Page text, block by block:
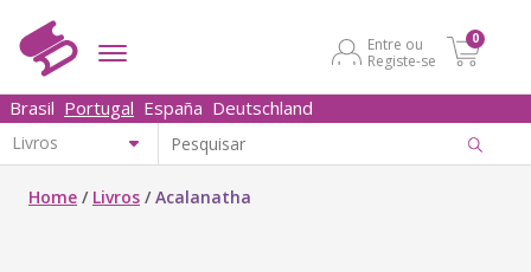
Entre ou
Registe-se
0
Brasil Portugal España Deutschland
Home / Livros /Acalanatha